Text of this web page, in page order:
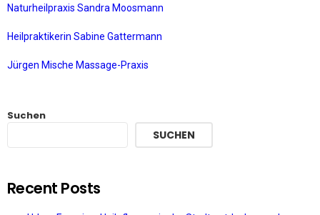
Naturheilpraxis Sandra Moosmann
Heilpraktikerin Sabine Gattermann
Jürgen Mische Massage-Praxis
Suchen
SUCHEN
Recent Posts